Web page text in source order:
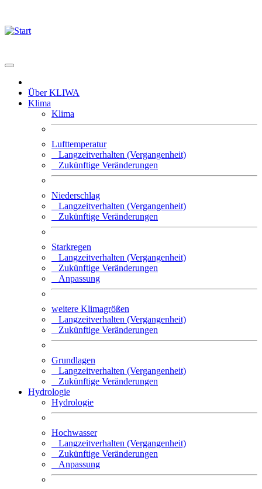
Über KLIWA
Klima
Klima
Lufttemperatur
Langzeitverhalten (Vergangenheit)
Zukünftige Veränderungen
Niederschlag
Langzeitverhalten (Vergangenheit)
Zukünftige Veränderungen
Starkregen
Langzeitverhalten (Vergangenheit)
Zukünftige Veränderungen
Anpassung
weitere Klimagrößen
Langzeitverhalten (Vergangenheit)
Zukünftige Veränderungen
Grundlagen
Langzeitverhalten (Vergangenheit)
Zukünftige Veränderungen
Hydrologie
Hydrologie
Hochwasser
Langzeitverhalten (Vergangenheit)
Zukünftige Veränderungen
Anpassung